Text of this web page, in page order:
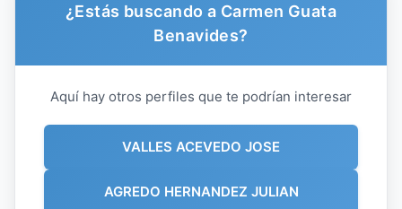
¿Estás buscando a Carmen Guata
Benavides?
Aquí hay otros perfiles que te podrían interesar
VALLES ACEVEDO JOSE
AGREDO HERNANDEZ JULIAN